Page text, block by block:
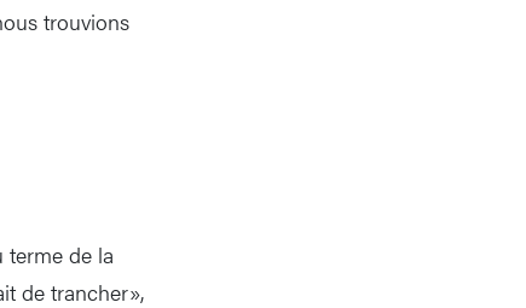
trouvions
terme de la
de trancher»,